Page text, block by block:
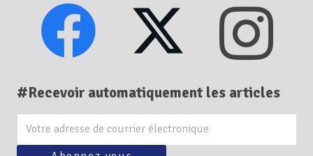
#Recevoir automatiquement les articles